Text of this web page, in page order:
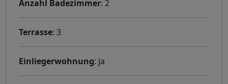
Anzahl Badezimmer: 2
Terrasse: 3
Einliegerwohnung: ja